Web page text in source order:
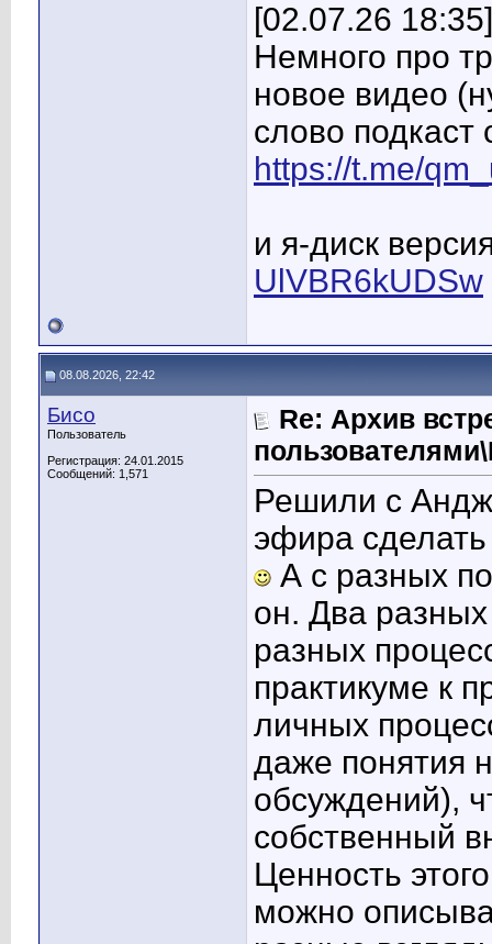
[02.07.26
Немного про
новое видео
слово
https://t.me/
и я-диск
UlVBR6kUDSw
08.08.2026, 22:42
Бисо
Пользователь
Регистрация: 24.01.2015
Сообщений: 1,571
Re: Архив
Решили с
эфира
А с разных
он. Два
разных
практикуме к
личных
даже понятия
обсуждений),
собственный
Ценность
можно